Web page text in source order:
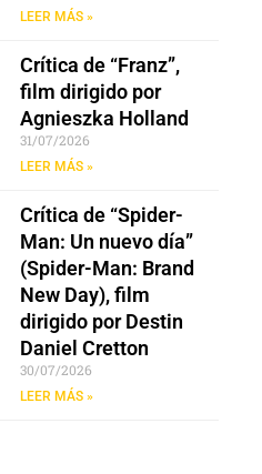
LEER MÁS »
Crítica de “Franz”,
film dirigido por
Agnieszka Holland
31/07/2026
LEER MÁS »
Crítica de “Spider-
Man: Un nuevo día”
(Spider-Man: Brand
New Day), film
dirigido por Destin
Daniel Cretton
30/07/2026
LEER MÁS »